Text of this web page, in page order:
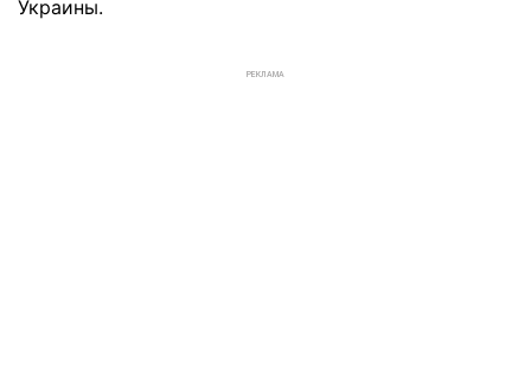
Украины.
РЕКЛАМА